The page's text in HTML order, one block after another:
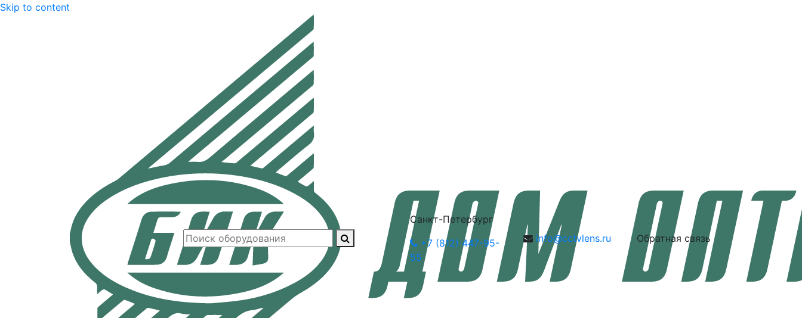
Skip to content
Санкт-Петербург
+7 (812) 447-95-
55
info@cctvlens.ru Обратная связь